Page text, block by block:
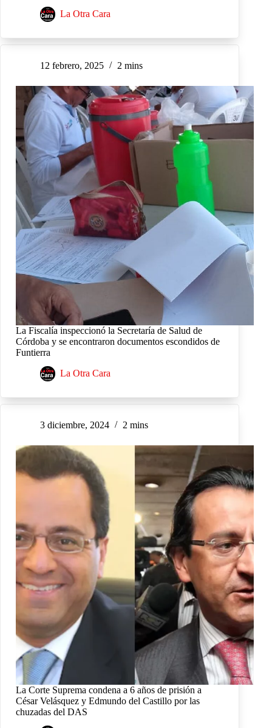
La Otra Cara
12 febrero, 2025 2 mins
La Fiscalía inspeccionó la Secretaría de Salud de
Córdoba y se encontraron documentos escondidos de
Funtierra
La Otra Cara
3 diciembre, 2024 2 mins
La Corte Suprema condena a 6 años de prisión a
César Velásquez y Edmundo del Castillo por las
chuzadas del DAS